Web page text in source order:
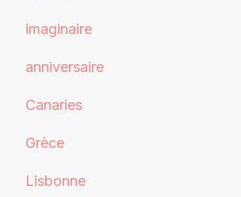
imaginaire
anniversaire
Canaries
Grèce
Lisbonne